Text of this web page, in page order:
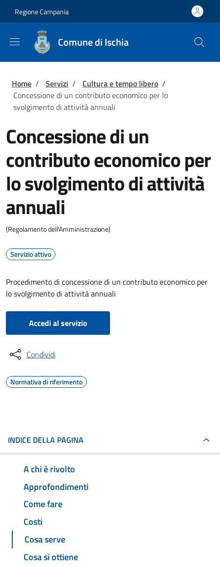
Regione Campania
Comune di Ischia
Briciole di pane
Home / Servizi / Cultura e tempo libero /
Concessione di un contributo economico per lo
svolgimento di attività annuali
Concessione di un
contributo economico per
lo svolgimento di attività
annuali
(Regolamento dell'Amministrazione)
Servizio attivo
Procedimento di concessione di un contributo economico per
lo svolgimento di attività annuali
Accedi al servizio
Condividi
Normativa di riferimento
INDICE DELLA PAGINA
A chi è rivolto
Approfondimenti
Come fare
Costi
Cosa serve
Cosa si ottiene